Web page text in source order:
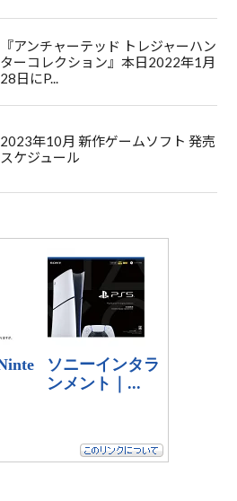
『アンチャーテッド トレジャーハン
ターコレクション』本日2022年1月
28日にP...
2023年10月 新作ゲームソフト 発売
スケジュール